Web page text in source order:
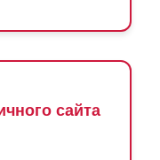
сайта